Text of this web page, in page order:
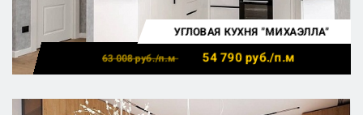
УГЛОВАЯ КУХНЯ "МИХАЭЛЛА"
63 008руб./п.м 54 790руб./п.м